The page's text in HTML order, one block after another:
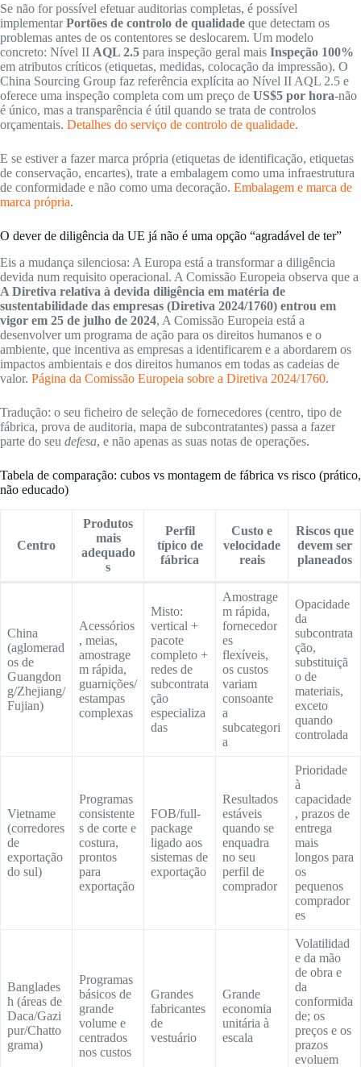
Se não for possível efetuar auditorias completas, é possível
implementarPortões de controlo de qualidade que detectam os
problemas antes de os contentores se deslocarem. Um modelo
concreto: Nível II AQL 2.5 para inspeção geral mais Inspeção 100%
em atributos críticos (etiquetas, medidas, colocação da impressão). O
China Sourcing Group faz referência explícita ao Nível II AQL 2.5 e
oferece uma inspeção completa com um preço de US$5 por hora-não
é único, mas a transparência é útil quando se trata de controlos
orçamentais. Detalhes do serviço de controlo de qualidade.
E se estiver a fazer marca própria (etiquetas de identificação, etiquetas
de conservação, encartes), trate a embalagem como uma infraestrutura
de conformidade e não como uma decoração. Embalagem e marca de
marca própria.
O dever de diligência da UE já não é uma opção “agradável de ter”
Eis a mudança silenciosa: A Europa está a transformar a diligência
devida num requisito operacional. A Comissão Europeia observa que a
A Diretiva relativa à devida diligência em matéria de
sustentabilidade das empresas (Diretiva 2024/1760) entrou em
vigor em 25 de julho de 2024, A Comissão Europeia está a
desenvolver um programa de ação para os direitos humanos e o
ambiente, que incentiva as empresas a identificarem e a abordarem os
impactos ambientais e dos direitos humanos em todas as cadeias de
valor. Página da Comissão Europeia sobre a Diretiva 2024/1760.
Tradução: o seu ficheiro de seleção de fornecedores (centro, tipo de
fábrica, prova de auditoria, mapa de subcontratantes) passa a fazer
parte do seu defesa, e não apenas as suas notas de operações.
Tabela de comparação: cubos vs montagem de fábrica vs risco (prático,
não educado)
Centro
Produtos
mais
adequado
s
Perfil
típico de
fábrica
Custo e
velocidade
reais
Riscos que
devem ser
planeados
China
(aglomerad
os de
Guangdon
g/Zhejiang/
Fujian)
Acessórios
, meias,
amostrage
m rápida,
guarnições/
estampas
complexas
Misto:
vertical +
pacote
completo +
redes de
subcontrata
ção
especializa
das
Amostrage
m rápida,
fornecedor
es
flexíveis,
os custos
variam
consoante
a
subcategori
a
Opacidade
da
subcontrata
ção,
substituiçã
o de
materiais,
exceto
quando
controlada
Vietname
(corredores
de
exportação
do sul)
Programas
consistente
s de corte e
costura,
prontos
para
exportação
FOB/full-
package
ligado aos
sistemas de
exportação
Resultados
estáveis
quando se
enquadra
no seu
perfil de
comprador
Prioridade
à
capacidade
, prazos de
entrega
mais
longos para
os
pequenos
comprador
es
Banglades
h (áreas de
Daca/Gazi
pur/Chatto
grama)
Programas
básicos de
grande
volume e
centrados
nos custos
Grandes
fabricantes
de
vestuário
Grande
economia
unitária à
escala
Volatilidad
e da mão
de obra e
da
conformida
de; os
preços e os
prazos
evoluem